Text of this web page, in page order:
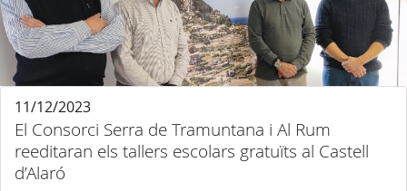
El Consorci Serra de Tramuntana i Al Rum
reeditaran els tallers escolars gratuïts al Castell
d’Alaró
11/12/2023